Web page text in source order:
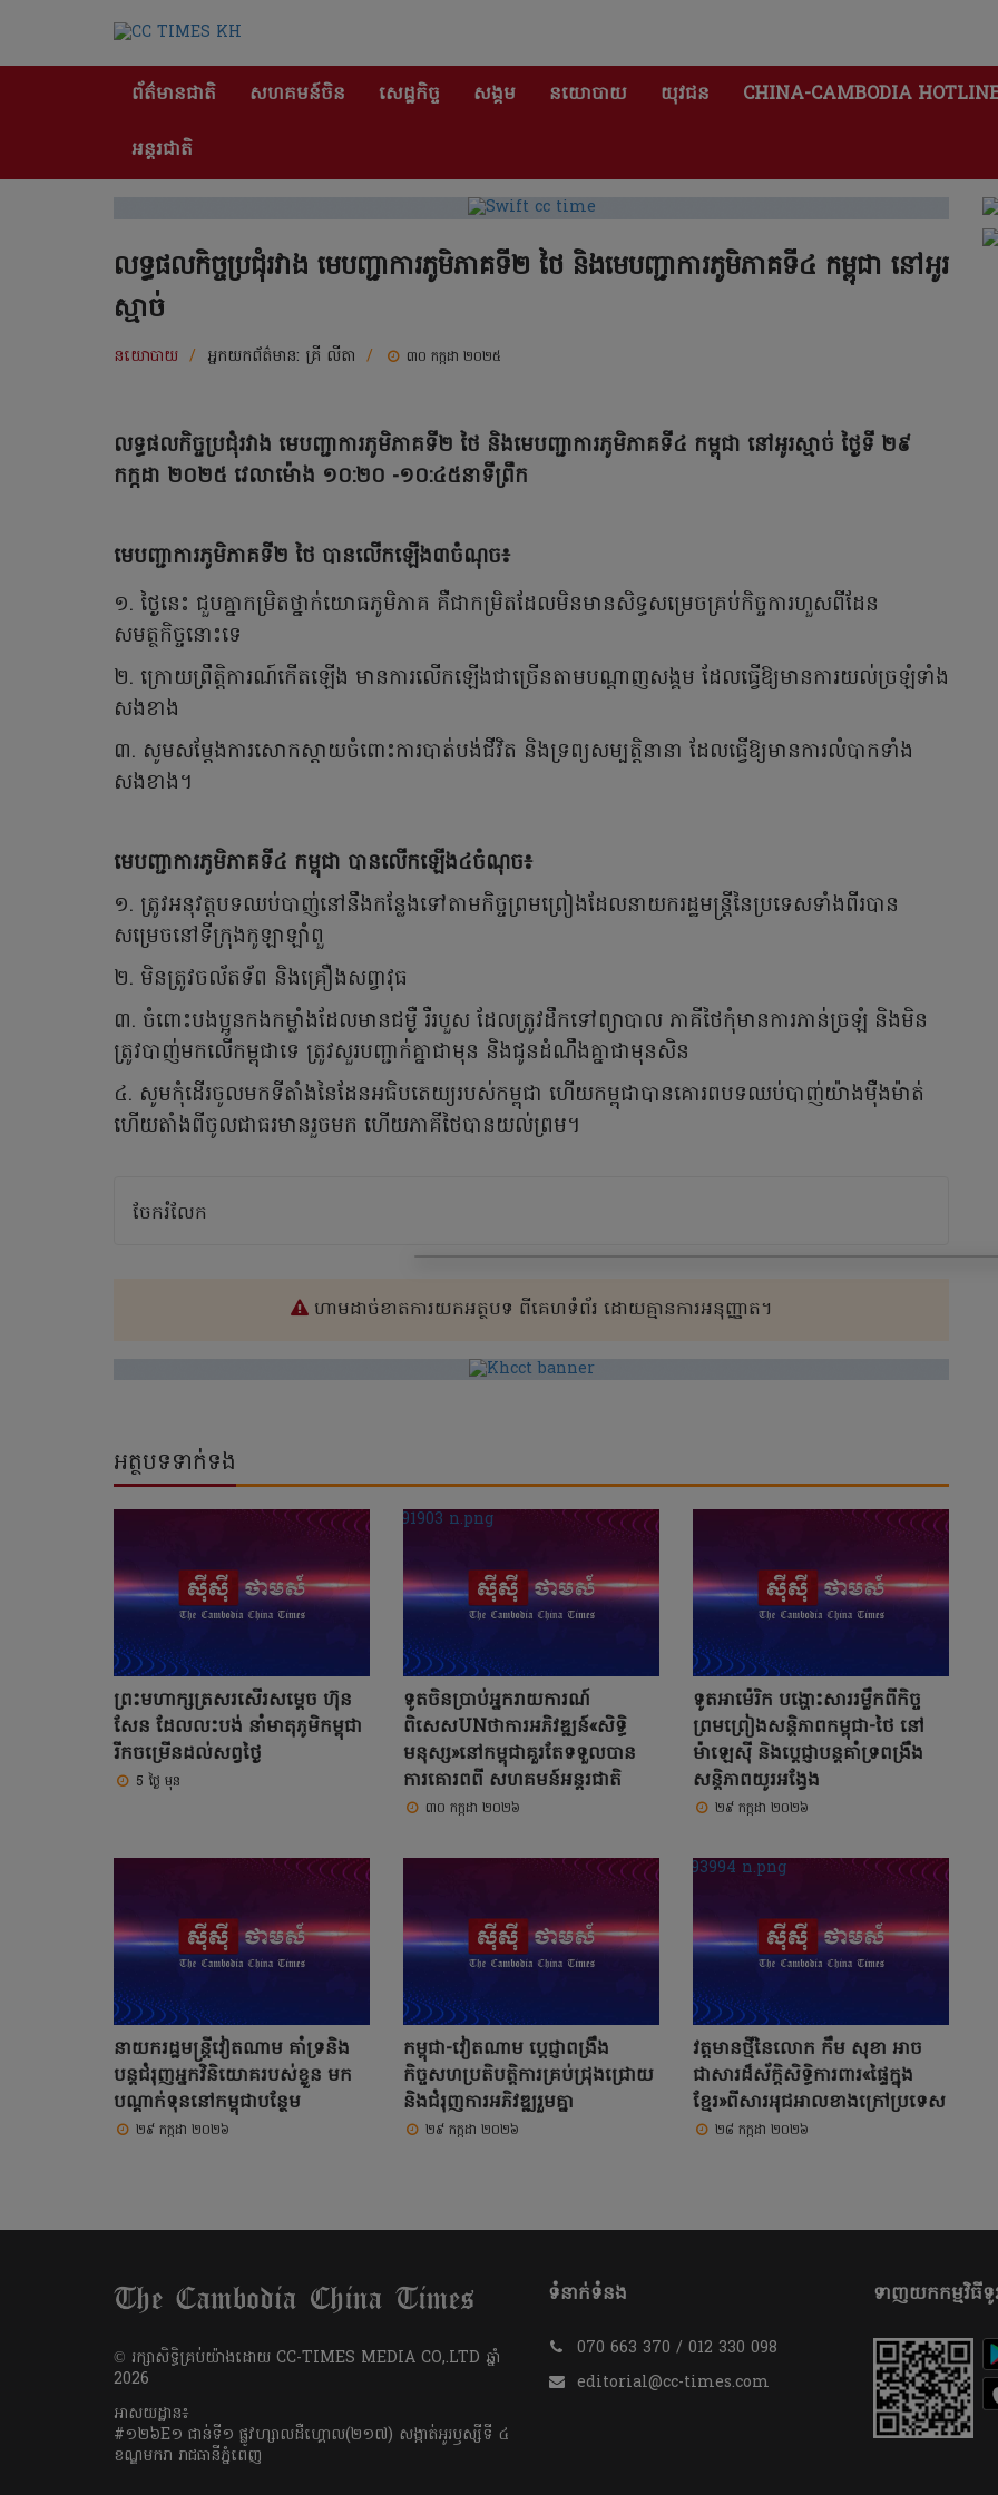
ព័ត៌មានជាតិ សហគមន៍ចិន សេដ្ឋកិច្ច សង្គម នយោបាយ យុវជន CHINA-CAMBODIA
អន្តរជាតិ
លទ្ធផលកិច្ចប្រជុំរវាង មេបញ្ជាការភូមិភាគទី២ ថៃ និងមេបញ្ជាការភូមិភាគទី៤ កម្ពុជា នៅអូរ
ស្មាច់
នយោបាយ / អ្នកយកព័ត៌មាន: គ្រី លីតា / ៣០ កក្កដា ២០២៥
លទ្ធផលកិច្ចប្រជុំរវាង មេបញ្ជាការភូមិភាគទី២ ថៃ និងមេបញ្ជាការភូមិភាគទី៤ កម្ពុជា នៅអូរស្មាច់ ថ្ងៃទី ២៩
កក្កដា ២០២៥ វេលាម៉ោង ១០:២០ -១០:៤៥នាទីព្រឹក
មេបញ្ជាការភូមិភាគទី២ ថៃ បានលើកឡើង៣ចំណុច៖
១. ថ្ងៃនេះ ជួបគ្នាកម្រិតថ្នាក់យោធភូមិភាគ គឺជាកម្រិតដែលមិនមានសិទ្ធសម្រេចគ្រប់កិច្ចការហួសពីដែន
សមត្ថកិច្ចនោះទេ
២. ក្រោយព្រឹត្តិការណ៍កើតឡើង មានការលើកឡើងជាច្រើនតាមបណ្តាញសង្គម ដែលធ្វើឱ្យមានការយល់ច្រឡំទាំង
សងខាង
៣. សូមសម្ដែងការសោកស្ដាយចំពោះការបាត់បង់ជីវិត និងទ្រព្យសម្បត្តិនានា ដែលធ្វើឱ្យមានការលំបាកទាំង
សងខាង។
មេបញ្ជាការភូមិភាគទី៤ កម្ពុជា បានលើកឡើង៤ចំណុច៖
១. ត្រូវអនុវត្តបទឈប់បាញ់នៅនឹងកន្លែងទៅតាមកិច្ចព្រមព្រៀងដែលនាយករដ្ឋមន្រ្តីនៃប្រទេសទាំងពីរបាន
សម្រេចនៅទីក្រុងកូឡាឡាំពួ
២. មិនត្រូវចល័តទ័ព និងគ្រឿងសព្វាវុធ
៣. ចំពោះបងប្អូនកងកម្លាំងដែលមានជម្ងឺ រឺរបួស ដែលត្រូវដឹកទៅព្យាបាល ភាគីថៃកុំមានការភាន់ច្រឡំ និងមិន
ត្រូវបាញ់មកលើកម្ពុជាទេ ត្រូវសួរបញ្ជាក់គ្នាជាមុន និងជូនដំណឹងគ្នាជាមុនសិន
៤. សូមកុំដើរចូលមកទីតាំងនៃដែនអធិបតេយ្យរបស់កម្ពុជា ហើយកម្ពុជាបានគោរពបទឈប់បាញ់យ៉ាងម៉ឺងម៉ាត់
ហើយតាំងពីចូលជាធរមានរួចមក ហើយភាគីថៃបានយល់ព្រម។
ចែករំលែក
ហាមដាច់ខាតការយកអត្ថបទ ពីគេហទំព័រ ដោយគ្មានការអនុញ្ញាត។
អត្ថបទទាក់ទង
ព្រះមហាក្សត្រសរសើរសម្តេច ហ៊ុន
សែន ដែលលះបង់ នាំមាតុភូមិកម្ពុជា
រីកចម្រើនដល់សព្វថ្ងៃ
5 ថ្ងៃ មុន
ទូតចិនប្រាប់អ្នករាយការណ៍
ពិសេសUNថាការអភិវឌ្ឍន៍«សិទ្ធិ
មនុស្ស»នៅកម្ពុជាគួរតែទទួលបាន
ការគោរពពី សហគមន៍អន្តរជាតិ
៣០ កក្កដា ២០២៦
ទូតអាម៉េរិក បង្ហោះសាររម្លឹកពីកិច្ច
ព្រមព្រៀងសន្តិភាពកម្ពុជា-ថៃ នៅ
ម៉ាឡេស៊ី និងប្តេជ្ញាបន្តគាំទ្រពង្រឹង
សន្តិភាពយូរអង្វែង
២៩ កក្កដា ២០២៦
នាយករដ្ឋមន្ត្រីវៀតណាម គាំទ្រនិង
បន្តជំរុញអ្នកវិនិយោគរបស់ខ្លួន មក
បណ្តាក់ទុននៅកម្ពុជាបន្ថែម
២៩ កក្កដា ២០២៦
កម្ពុជា-វៀតណាម ប្តេជ្ញាពង្រឹង
កិច្ចសហប្រតិបត្តិការគ្រប់ជ្រុងជ្រោយ
និងជំរុញការអភិវឌ្ឍរួមគ្នា
២៩ កក្កដា ២០២៦
វត្តមានថ្មីនៃលោក កឹម សុខា អាច
ជាសារដ៏ស័ក្តិសិទ្ធិការពារ«ផ្ទៃក្នុង
ខ្មែរ»ពីសារអុជអាលខាងក្រៅប្រទេស
២៨ កក្កដា ២០២៦
​© រក្សា​សិទ្ធិ​គ្រប់​យ៉ាង​ដោយ​ CC-TIMES MEDIA CO,.LTD ឆ្នាំ​
2026
អាសយដ្ឋាន៖
#១២៦E១ ជាន់ទី១ ផ្លូវហ្សាលដឺហ្គោល(២១៧) សង្កាត់អូរឫស្សីទី ៤
ខណ្ឌមករា រាជធានីភ្នំពេញ
ទំនាក់ទំនង
070 663 370 / 012 330 098
editorial@cc-times.com
ទាញយកកម្មវិធីទូ